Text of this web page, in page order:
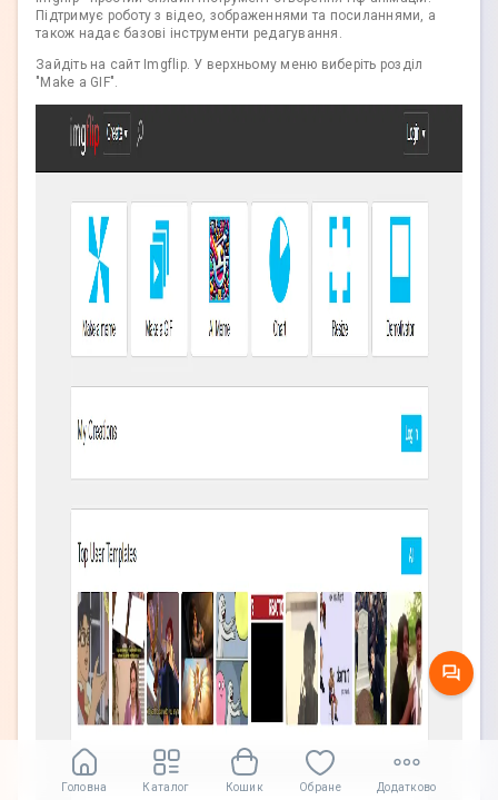
Підтримує роботу з відео, зображеннями та посиланнями, а
також надає базові інструменти редагування.
Зайдіть на сайт Imgflip. У верхньому меню виберіть розділ
"Make a GIF".
Головна Каталог Кошик Обране Додатково